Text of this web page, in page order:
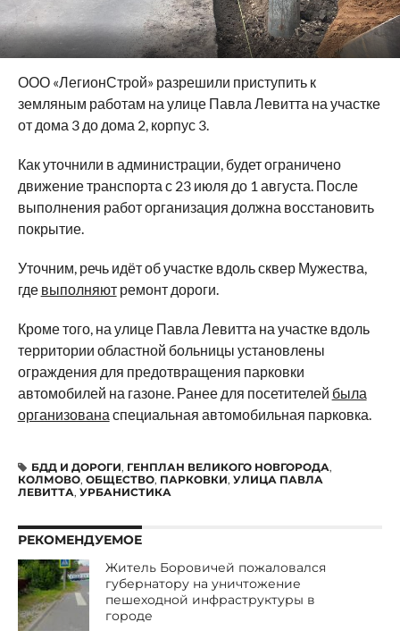
ООО «ЛегионСтрой» разрешили приступить к
земляным работам на улице Павла Левитта на участке
от дома 3 до дома 2, корпус 3.
Как уточнили в администрации, будет ограничено
движение транспорта с 23 июля до 1 августа. После
выполнения работ организация должна восстановить
покрытие.
Уточним, речь идёт об участке вдоль сквер Мужества,
где выполняютремонт дороги.
Кроме того, на улице Павла Левитта на участке вдоль
территории областной больницы установлены
ограждения для предотвращения парковки
автомобилей на газоне. Ранее для посетителей была
организована специальная автомобильная парковка.
БДД И ДОРОГИ, ГЕНПЛАН ВЕЛИКОГО НОВГОРОДА,
КОЛМОВО, ОБЩЕСТВО, ПАРКОВКИ, УЛИЦА ПАВЛА
ЛЕВИТТА, УРБАНИСТИКА
РЕКОМЕНДУЕМОЕ
Житель Боровичей пожаловался
губернатору на уничтожение
пешеходной инфраструктуры в
городе